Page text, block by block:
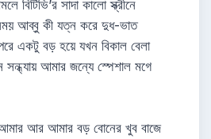
বিটিভি’র সাদা কালো স্ক্রীনে
আব্বু কী যত্ন করে দুধ-ভাত
একটু বড় হয়ে যখন বিকাল বেলা
সন্ধ্যায় আমার জন্যে স্পেশাল মগে
আর আমার বড় বোনের খুব বাজে